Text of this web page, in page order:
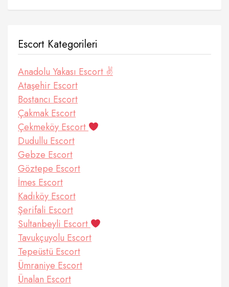
Escort Kategorileri
Anadolu Yakası Escort ✌️
Ataşehir Escort
Bostancı Escort
Çakmak Escort
Çekmeköy Escort
Dudullu Escort
Gebze Escort
Göztepe Escort
İmes Escort
Kadıköy Escort
Şerifali Escort
Sultanbeyli Escort
Tavukçuyolu Escort
Tepeüstü Escort
Ümraniye Escort
Ünalan Escort